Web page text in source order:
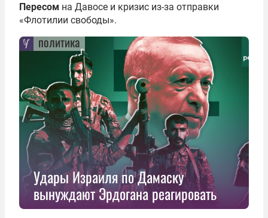
Пересом на Давосе и кризис из-за отправки
«Флотилии свободы».
политика
Удары Израиля по Дамаску
вынуждают Эрдогана реагировать